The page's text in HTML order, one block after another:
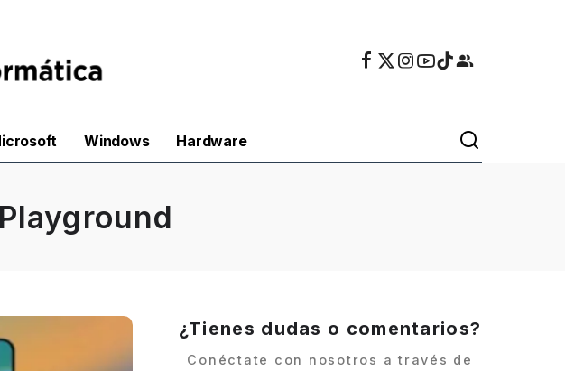
Windows Hardware
¿Tienes dudas o comentarios?
Conéctate con nosotros a través de